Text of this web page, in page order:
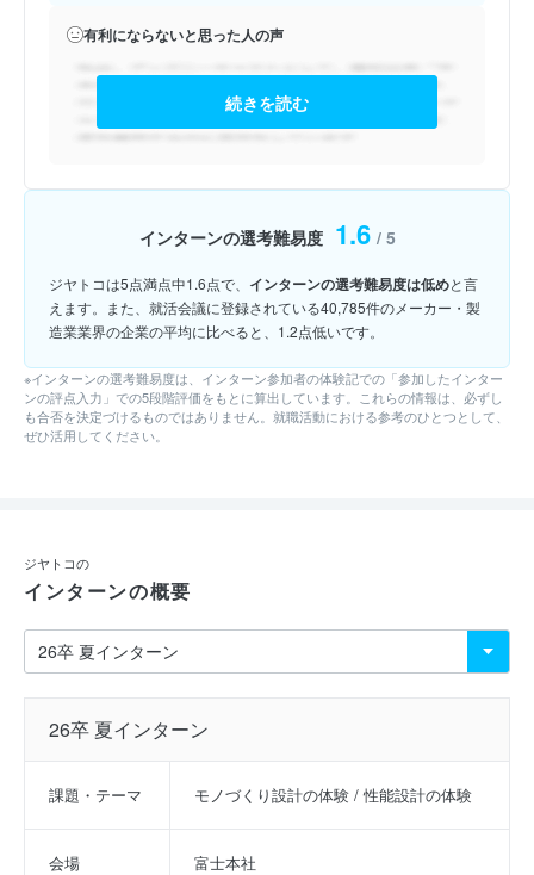
有利にならないと思った人の声
続きを読む
インターンの選考難易度 1.6 / 5
ジヤトコは5点満点中1.6点で、 インターンの選考難易度は低めと言
えます。また、就活会議に登録されている40,785件のメーカー・製
造業業界の企業の平均に比べると、1.2点低いです。
※インターンの選考難易度は、インターン参加者の体験記での「参加したインター
ンの評点入力」での5段階評価をもとに算出しています。これらの情報は、必ずし
も合否を決定づけるものではありません。就職活動における参考のひとつとして、
ぜひ活用してください。
ジヤトコの
インターンの概要
26卒 夏インターン
課題・テーマ モノづくり設計の体験 / 性能設計の体験
会場 富士本社